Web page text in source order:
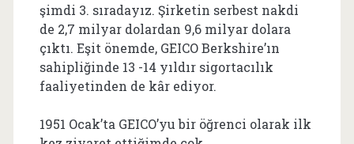
şimdi 3. sıradayız. Şirketin serbest nakdi
de 2,7 milyar dolardan 9,6 milyar dolara
çıktı. Eşit önemde, GEICO Berkshire’ın
sahipliğinde 13 -14 yıldır sigortacılık
faaliyetinden de kâr ediyor.
1951 Ocak’ta GEICO’yu bir öğrenci olarak ilk